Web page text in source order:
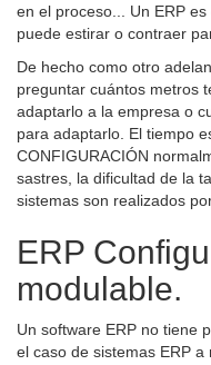
en el proceso... Un ERP
puede estirar o contraer
De hecho como otro
preguntar cuántos metros
adaptarlo a la empresa o
para adaptarlo. El tiempo
CONFIGURACIÓN
sastres, la dificultad de la
sistemas son realizados
ERP
modulable.
Un software ERP no tiene
el caso de sistemas ERP a